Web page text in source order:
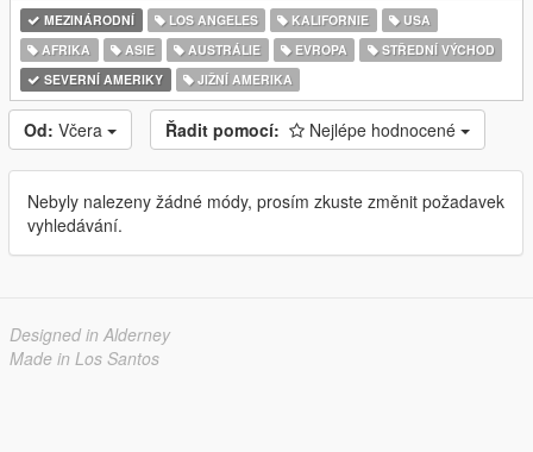
MEZINÁRODNÍ LOS ANGELES KALIFORNIE
USA
AFRIKA
ASIE AUSTRÁLIE EVROPA
STŘEDNÍ VÝCHOD
SEVERNÍ AMERIKY
JIŽNÍ AMERIKA
Od: Včera Řadit pomocí: Nejlépe hodnocené
Nebyly nalezeny žádné módy, prosím zkuste změnit požadavek
vyhledávání.
Designed in Alderney
Made in Los Santos